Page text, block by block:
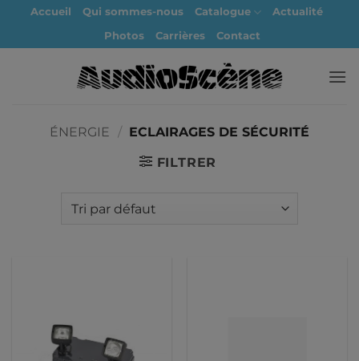
Passer
contenu
Accueil Qui sommes-nous Catalogue
Actualité
Photos
Carrières Contact
ÉNERGIE / ECLAIRAGES DE SÉCURITÉ
FILTRER